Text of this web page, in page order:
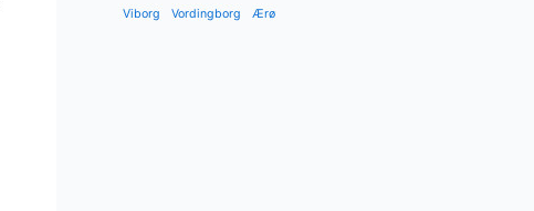
Viborg Vordingborg Ærø